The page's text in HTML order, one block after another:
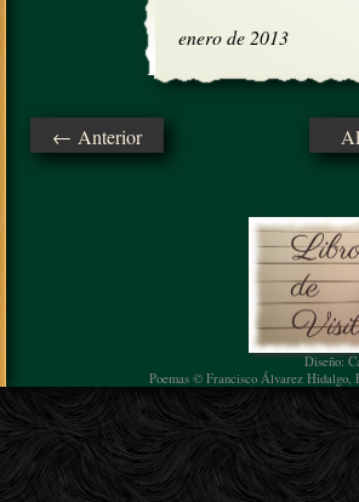
enero de 2013
← Anterior
Diseño:
Poemas © Francisco Álvarez Hidalgo,